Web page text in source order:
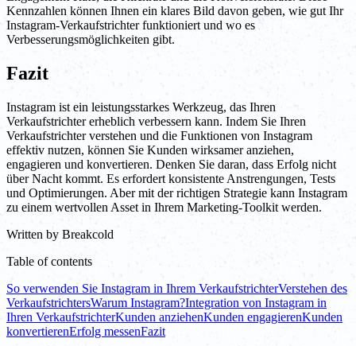
Kennzahlen können Ihnen ein klares Bild davon geben, wie gut Ihr
Instagram-Verkaufstrichter funktioniert und wo es
Verbesserungsmöglichkeiten gibt.
Fazit
Instagram ist ein leistungsstarkes Werkzeug, das Ihren
Verkaufstrichter erheblich verbessern kann. Indem Sie Ihren
Verkaufstrichter verstehen und die Funktionen von Instagram
effektiv nutzen, können Sie Kunden wirksamer anziehen,
engagieren und konvertieren. Denken Sie daran, dass Erfolg nicht
über Nacht kommt. Es erfordert konsistente Anstrengungen, Tests
und Optimierungen. Aber mit der richtigen Strategie kann Instagram
zu einem wertvollen Asset in Ihrem Marketing-Toolkit werden.
Written by Breakcold
Table of contents
So verwenden Sie Instagram in Ihrem VerkaufstrichterVerstehen des
VerkaufstrichtersWarum Instagram?Integration von Instagram in
Ihren VerkaufstrichterKunden anziehenKunden engagierenKunden
konvertierenErfolg messenFazit